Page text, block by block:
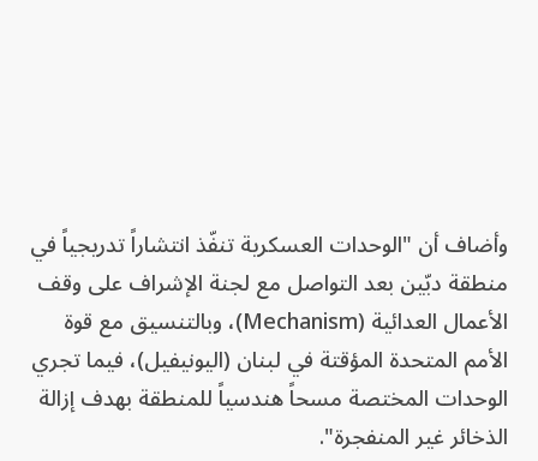
وأضاف أن "الوحدات العسكرية تنفّذ انتشاراً تدريجياً في
منطقة دبّين بعد التواصل مع لجنة الإشراف على وقف
الأعمال العدائية (Mechanism)، وبالتنسيق مع قوة
الأمم المتحدة المؤقتة في لبنان (اليونيفيل)، فيما تجري
الوحدات المختصة مسحاً هندسياً للمنطقة بهدف إزالة
الذخائر غير المنفجرة".